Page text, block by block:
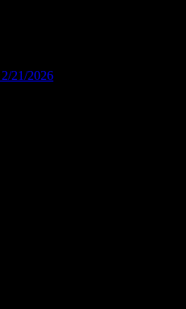
2/21/2026